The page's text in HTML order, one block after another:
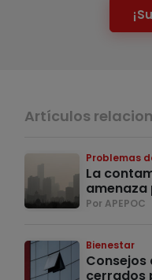
Artículos
Problemas
La
amenaza
Por APEPOC
Bienestar
Consejos
cerrados